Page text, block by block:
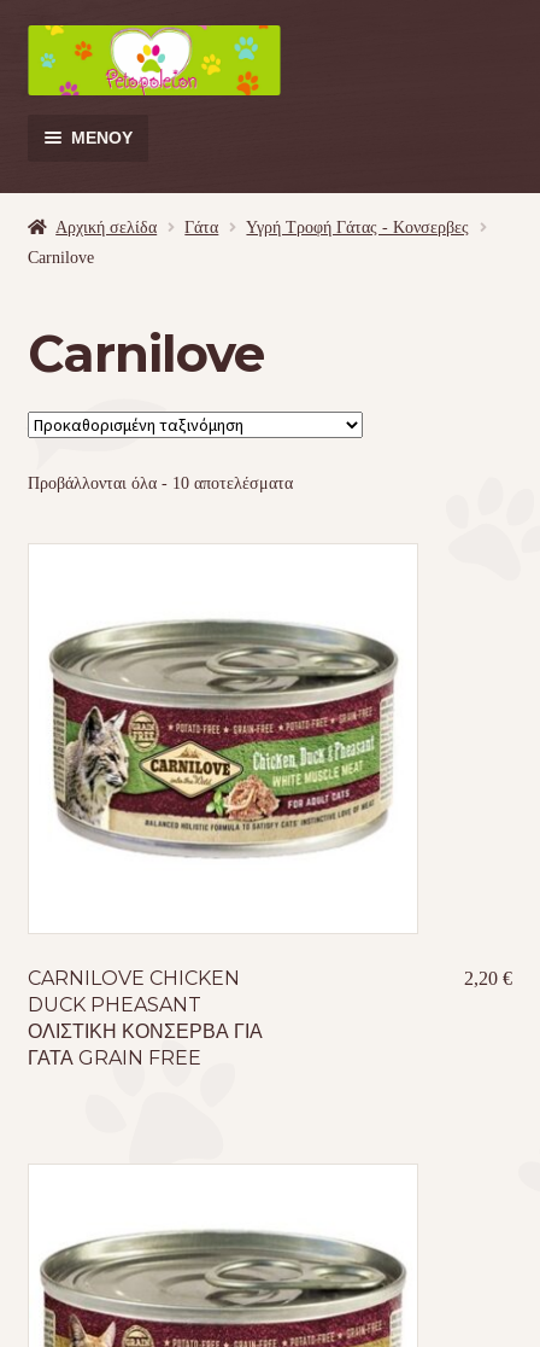
Απευθείας
μετάβαση
στην
πλοήγηση
Μετάβαση
σε
περιεχόμενο
ΜΕΝΟΎ
Σκύλος
Κουνέλι
Πουλί
Επικοινωνία
Φροντίδα – Είδη Υγιεινής
Αρχική σελίδα Γάτα
Υγρή Τροφή Γάτας - Kονσερβες
Carnilove
Carnilove
Προβάλλονται όλα - 10 αποτελέσματα
CARNILOVE CHICKEN
DUCK PHEASANT
ΟΛΙΣΤΙΚΗ ΚΟΝΣΕΡΒΑ ΓΙΑ
ΓΑΤΑ GRAIN FREE
2,20€